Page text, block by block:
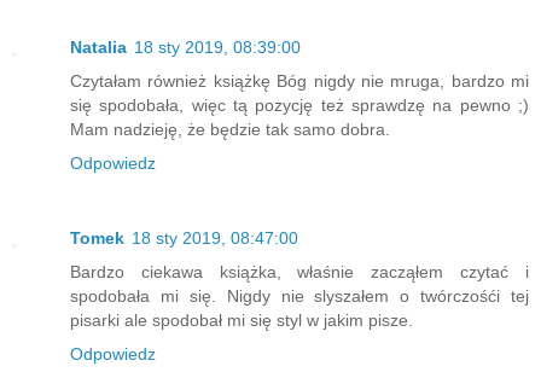
Natalia 18 sty 2019, 08:39:00
Czytałam również książkę Bóg nigdy nie mruga, bardzo mi
się spodobała, więc tą pozycję też sprawdzę na pewno ;)
Mam nadzieję, że będzie tak samo dobra.
Odpowiedz
Tomek 18 sty 2019, 08:47:00
Bardzo ciekawa książka, właśnie zacząłem czytać i
spodobała mi się. Nigdy nie slyszałem o twórczośći tej
pisarki ale spodobał mi się styl w jakim pisze.
Odpowiedz